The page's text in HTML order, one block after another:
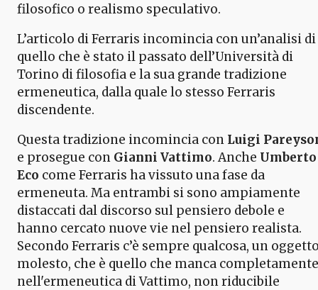
filosofico o realismo speculativo.
L’articolo di Ferraris incomincia con un’analisi di
quello che è stato il passato dell’Università di
Torino di filosofia e la sua grande tradizione
ermeneutica, dalla quale lo stesso Ferraris
discendente.
Questa tradizione incomincia con Luigi
e prosegue con Gianni Vattimo. Anche Umberto
Eco come Ferraris ha vissuto una fase da
ermeneuta. Ma entrambi si sono ampiamente
distaccati dal discorso sul pensiero debole e
hanno cercato nuove vie nel pensiero realista.
Secondo Ferraris c’è sempre qualcosa, un
molesto, che è quello che manca completamente
nell'ermeneutica di Vattimo, non riducibile